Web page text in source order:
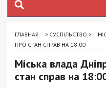
ГЛАВНАЯ > СУСПІЛЬСТВО >
ПРО СТАН СПРАВ НА 18:00
Міська влада
стан справ на